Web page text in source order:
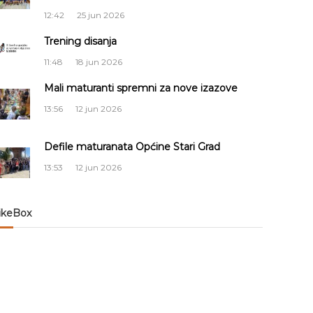
12:42 25 jun 2026
Trening disanja
11:48 18 jun 2026
Mali maturanti spremni za nove izazove
13:56 12 jun 2026
Defile maturanata Općine Stari Grad
13:53 12 jun 2026